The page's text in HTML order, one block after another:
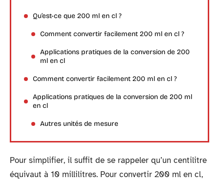
Qu’est-ce que 200 ml en cl ?
Comment convertir facilement 200 ml en cl ?
Applications pratiques de la conversion de 200
ml en cl
Comment convertir facilement 200 ml en cl ?
Applications pratiques de la conversion de 200 ml
en cl
Autres unités de mesure
Pour simplifier, il suffit de se rappeler qu’un centilitre
équivaut à 10 millilitres. Pour convertir 200 ml en cl,